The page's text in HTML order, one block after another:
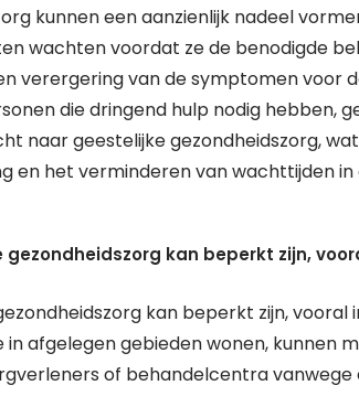
kunnen een aanzienlijk nadeel
wachten voordat ze de benodigde
verergering van de symptomen voor
die dringend hulp nodig hebben,
naar geestelijke gezondheidszorg,
en het verminderen van wachttijden in
kan beperkt zijn,
kan beperkt zijn, vooral
afgelegen gebieden wonen, kunnen
of behandelcentra